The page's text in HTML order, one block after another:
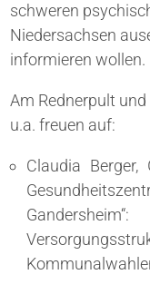
schweren
Niedersachsen
informieren wollen.
Am Rednerpult
u.a. freuen auf:
Claudia Berger,